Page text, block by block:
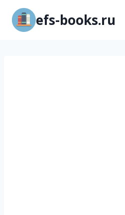
Перейти
содержимому
efs-books.ru